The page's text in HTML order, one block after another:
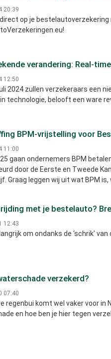
20:39
op je
verandering: Real-
12:50
2024 zullen verzekeraars een
technologie, belooft een ware
BPM-vrijstelling voor
11:00
gaan ondernemers BPM
door de Eerste en Tweede
Graag leggen wij uit wat BPM
met je bestelauto?
12:43
om ondanks de ‘schrik’
verzekerd?
07:40
regenbui komt wel vaker voor
en hoe ben je hier tegen